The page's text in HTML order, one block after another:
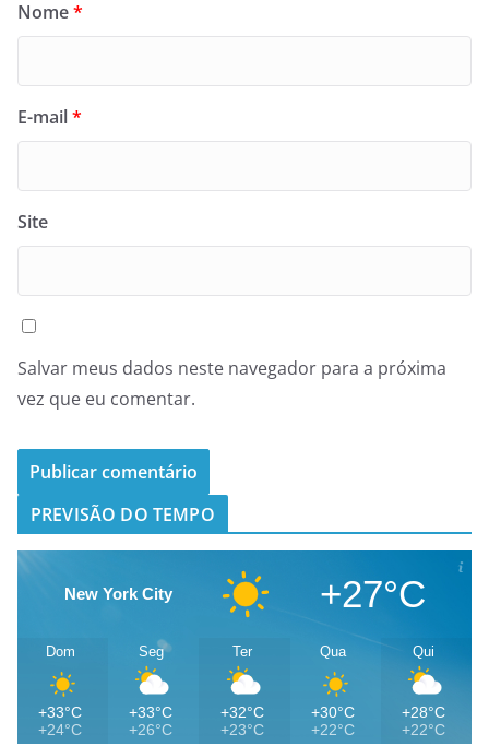
Nome*
E-mail*
Site
Salvar meus dados neste navegador para a próxima
vez que eu comentar.
PREVISÃO DO TEMPO
New York City +27°C
Dom
+33°C
+24°C
Seg
+33°C
+26°C
Ter
+32°C
+23°C
Qua
+30°C
+22°C
Qui
+28°C
+22°C